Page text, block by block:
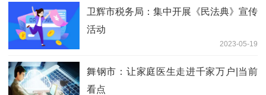
卫辉市税务局：集中开展《民法典》宣传
活动
2023-05-19
舞钢市：让家庭医生走进千家万户|当前
看点